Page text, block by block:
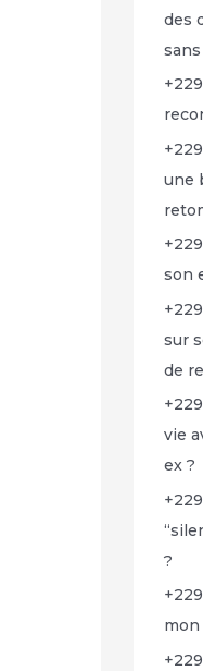
des
une
son
sur
de
vie
ex ?
?
mon